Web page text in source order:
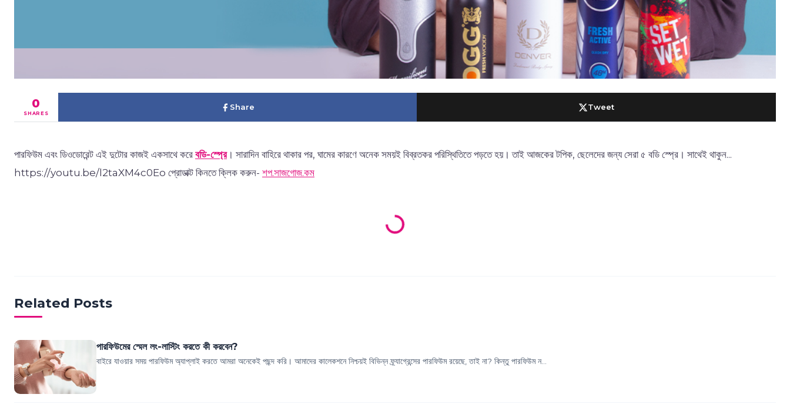
0
SHARES
Share Tweet
পারফিউম এবং ডিওডোরেন্ট এই দুটোর কাজই একসাথে করে বডি-স্প্রে। সারাদিন বাহিরে থাকার পর, ঘামের কারণে অনেক সময়ই বিব্রতকর পরিস্থিতিতে পড়তে হয়। তাই আজকের টপিক, ছেলেদের জন্য সেরা ৫ বডি স্প্রে। সাথেই থাকুন...
https://youtu.be/l2taXM4c0Eo প্রোডাক্ট কিনতে ক্লিক করুন- শপ.সাজগোজ.কম Loading products...
Related Posts
পারফিউমের স্মেল লং-লাস্টিং করতে কী করবেন?
বাইরে যাওয়ার সময় পারফিউম অ্যাপ্লাই করতে আমরা অনেকেই পছন্দ করি। আমাদের কালেকশনে নিশ্চয়ই বিভিন্ন ফ্র্যাগ্রেন্সের পারফিউম রয়েছে, তাই না? কিন্তু পারফিউম ন...